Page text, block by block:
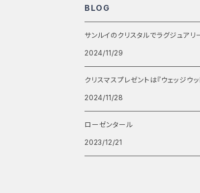
BLOG
サンルイのクリスタルでラグジュ
2024/11/29
クリスマスプレゼントは『ウェッジウ
2024/11/28
ローゼンタール
2023/12/21